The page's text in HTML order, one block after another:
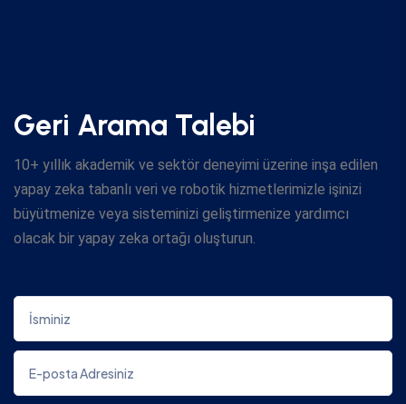
Geri Arama Talebi
10+ yıllık akademik ve sektör deneyimi üzerine inşa edilen
yapay zeka tabanlı veri ve robotik hizmetlerimizle işinizi
büyütmenize veya sisteminizi geliştirmenize yardımcı
olacak bir yapay zeka ortağı oluşturun.